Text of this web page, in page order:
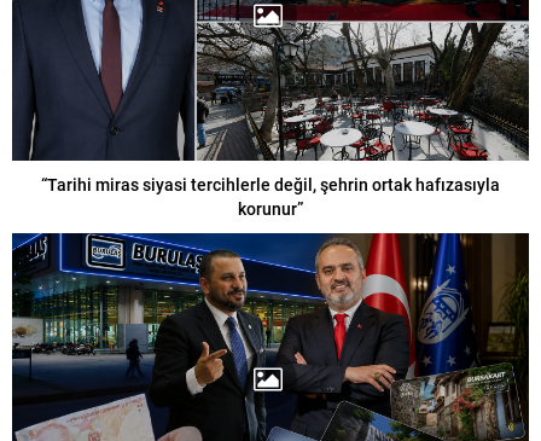
“Tarihi miras siyasi tercihlerle değil, şehrin ortak hafızasıyla
korunur”